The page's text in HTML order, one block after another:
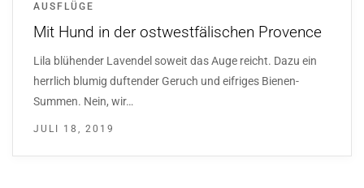
AUSFLÜGE
Mit Hund in der ostwestfälischen Provence
Lila blühender Lavendel soweit das Auge reicht. Dazu ein
herrlich blumig duftender Geruch und eifriges Bienen-
Summen. Nein, wir…
JULI 18, 2019